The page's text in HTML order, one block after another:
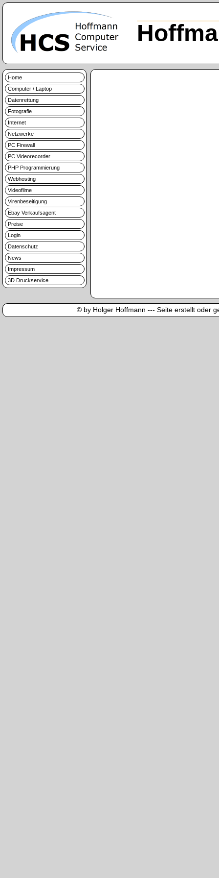
Home
Computer / Laptop
Datenrettung
Fotografie
Internet
Netzwerke
PC Firewall
PC Videorecorder
PHP Programmierung
Webhosting
Videofilme
Virenbeseitigung
Ebay Verkaufsagent
Preise
Login
Datenschutz
News
Impressum
3D Druckservice
© by Holger Hoffmann --- Seite erstellt oder